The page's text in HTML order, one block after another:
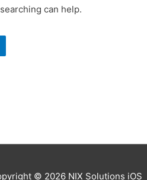
can help.
© 2026 NIX Solutions iOS